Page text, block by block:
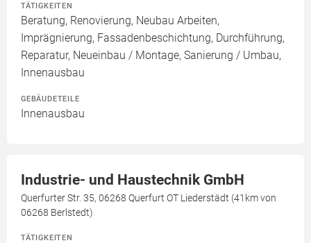
TÄTIGKEITEN
Beratung, Renovierung, Neubau Arbeiten,
Imprägnierung, Fassadenbeschichtung, Durchführung,
Reparatur, Neueinbau / Montage, Sanierung / Umbau,
Innenausbau
GEBÄUDETEILE
Innenausbau
Industrie- und Haustechnik GmbH
Querfurter Str. 35, 06268 Querfurt OT Liederstädt (41km von
06268 Berlstedt)
TÄTIGKEITEN